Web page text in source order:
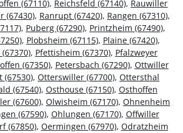
(67110), Reichsfeld (67140), Rauwiller
(67430), Ranrupt (67420), Rangen (67310),
, Puberg (67290), Printzheim (67490),
, Plobsheim (67115), Plaine (67420),
, Pfettisheim (67370), Pfalzweyer
(67350), Petersbach (67290), Ottwiller
(67530), Otterswiller (67700), Ottersthal
(67540), Osthouse (67150), Osthoffen
(67600), Olwisheim (67170), Ohnenheim
(67590), Ohlungen (67170), Offwiller
(67850), Oermingen (67970), Odratzheim